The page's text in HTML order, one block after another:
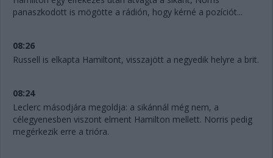
panaszkodott is mögötte a rádión, hogy kérné a pozíciót...
08:26
Russell is elkapta Hamiltont, visszajött a negyedik helyre a brit.
08:24
Leclerc másodjára megoldja: a sikánnál még nem, a
célegyenesben viszont elment Hamilton mellett. Norris pedig
megérkezik erre a trióra.